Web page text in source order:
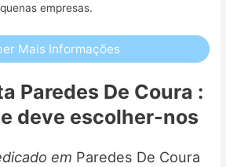
empresas.
Mais Informações
Paredes De Coura :
deve escolher-nos
em Paredes De Coura